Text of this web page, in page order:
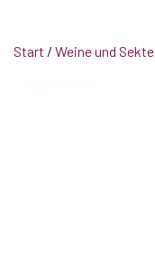
Start / Weine und Sekte